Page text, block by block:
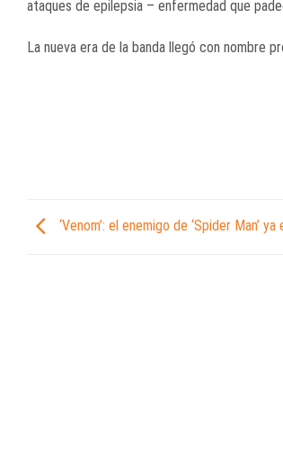
ataques de epilepsia – enfermedad que
La nueva era de la banda llegó con nombre
‘Venom’: el enemigo de ‘Spider Man’